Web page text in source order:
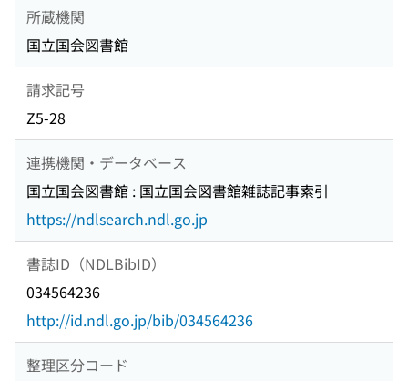
所蔵機関
国立国会図書館
請求記号
Z5-28
連携機関・データベース
国立国会図書館 : 国立国会図書館雑誌記事索引
https://ndlsearch.ndl.go.jp
書誌ID（NDLBibID）
034564236
http://id.ndl.go.jp/bib/034564236
整理区分コード